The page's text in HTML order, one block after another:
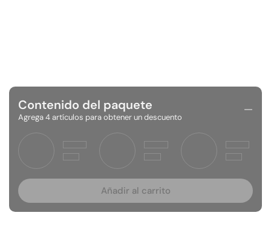
Contenido del paquete
Agrega 4 artículos para obtener un descuento
Añadir al carrito